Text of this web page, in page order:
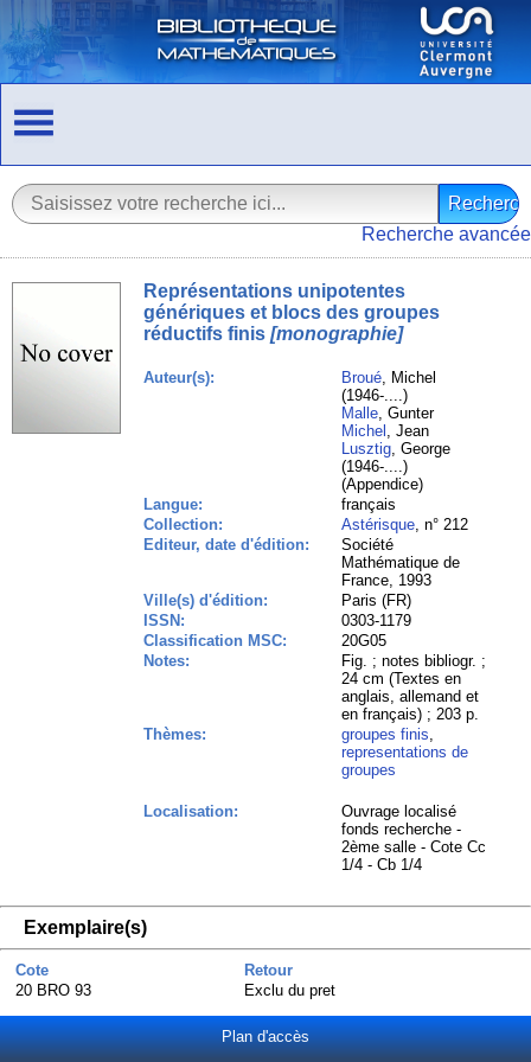
Recherche avancée
Représentations unipotentes
génériques et blocs des groupes
réductifs finis [monographie]
Auteur(s): Broué, Michel
(1946-....)
Malle, Gunter
Michel , Jean
Lusztig, George
(1946-....)
(Appendice)
Langue:
français
Collection:
Astérisque, n° 212
Editeur, date d'édition:
Société
Mathématique de
France, 1993
Ville(s) d'édition:
Paris (FR)
ISSN:
0303-1179
Classification MSC:
20G05
Notes:
Fig. ; notes bibliogr. ;
24 cm (Textes en
anglais, allemand et
en français) ; 203 p.
Thèmes:
groupes finis,
representations de
groupes
Localisation:
Ouvrage localisé
fonds recherche -
2ème salle - Cote Cc
1/4 - Cb 1/4
Exemplaire(s)
Cote
Retour
20 BRO 93
Exclu du pret
Plan d'accès